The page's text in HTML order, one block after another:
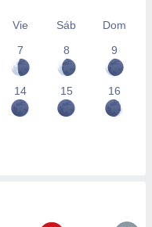
Vie Sáb
Dom
7
8 9
14 15 16